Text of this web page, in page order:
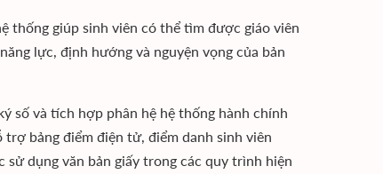
thống giúp sinh viên có thể tìm được giáo viên
lực, định hướng và nguyện vọng của bản
số và tích hợp phân hệ hệ thống hành chính
bảng điểm điện tử, điểm danh sinh viên
dụng văn bản giấy trong các quy trình hiện